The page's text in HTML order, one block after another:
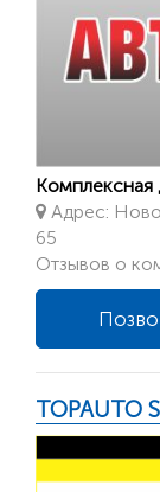
Комплексная
Адрес:
65
Отзывов о
TOPAUTO